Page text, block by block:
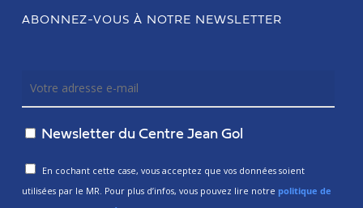
ABONNEZ-VOUS À NOTRE NEWSLETTER
Newsletter du Centre Jean Gol
En cochant cette case, vous acceptez que vos données soient
utilisées par le MR. Pour plus d’infos, vous pouvez lire notre politique de